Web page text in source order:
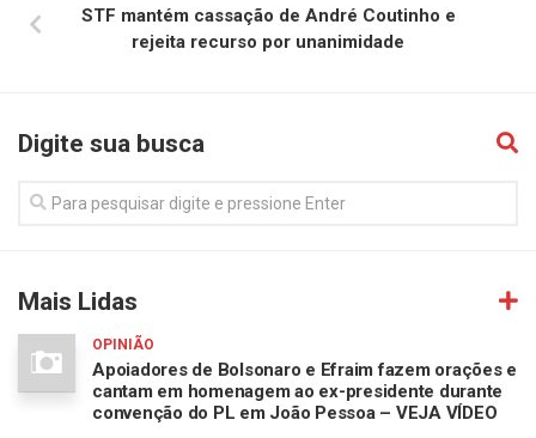
STF mantém cassação de André Coutinho e
rejeita recurso por unanimidade
Digite sua busca
Mais Lidas
OPINIÃO
Apoiadores de Bolsonaro e Efraim fazem orações e
cantam em homenagem ao ex-presidente durante
convenção do PL em João Pessoa – VEJA VÍDEO